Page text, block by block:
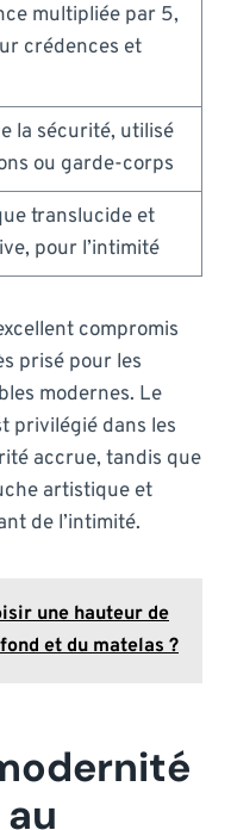
multipliée par 5,
crédences et
la sécurité, utilisé
ou garde-corps
translucide et
pour l’intimité
compromis
prisé pour les
modernes. Le
privilégié dans les
accrue, tandis que
artistique et
de l’intimité.
une hauteur de
et du matelas ?